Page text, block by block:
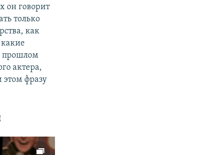
он говорит
только
как
прошлом
актера,
фразу